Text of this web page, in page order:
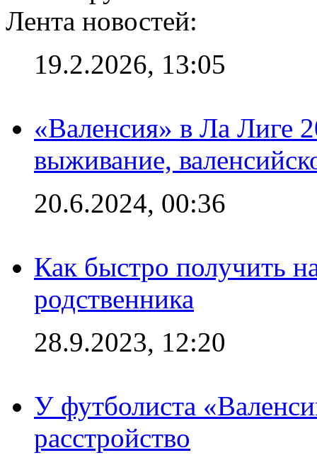
Лента новостей:
19.2.2026, 13:05
«Валенсия» в Ла Лиге
выживание,
20.6.2024, 00:36
Как быстро получить
родственника
28.9.2023, 12:20
У футболиста
расстройство